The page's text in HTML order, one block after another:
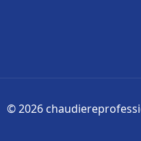
© 2026